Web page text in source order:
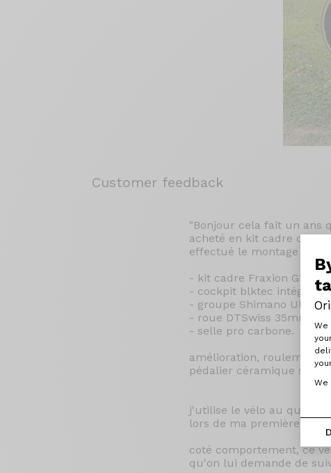
We
We
Customer feedback
"Bonjour cela fait un ans
acheté en kit cadre car je
effectué le montage
- kit cadre Fraxion GTR
- cockpit blktec intégré
- groupe Shimano Ultégra
- roue DTSwiss 35mm de
- selle pro carbone.
amélioration, roulement
pédalier céramique
j'utilise le vélo au
lors de ma première
coté comportement, ce
qu'on lui demande de